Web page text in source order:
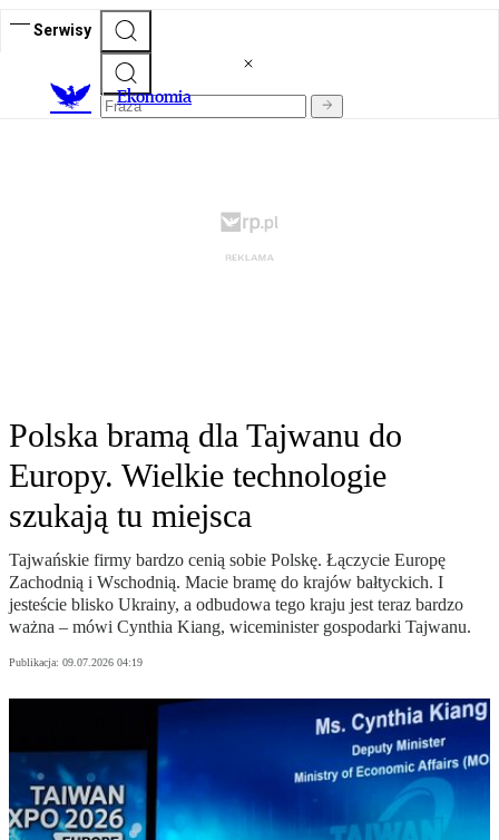
Serwisy
Ekonomia
Polska bramą dla Tajwanu do
Europy. Wielkie technologie
szukają tu miejsca
Tajwańskie firmy bardzo cenią sobie Polskę. Łączycie Europę
Zachodnią i Wschodnią. Macie bramę do krajów bałtyckich. I
jesteście blisko Ukrainy, a odbudowa tego kraju jest teraz bardzo
ważna – mówi Cynthia Kiang, wiceminister gospodarki Tajwanu.
Publikacja: 09.07.2026 04:19